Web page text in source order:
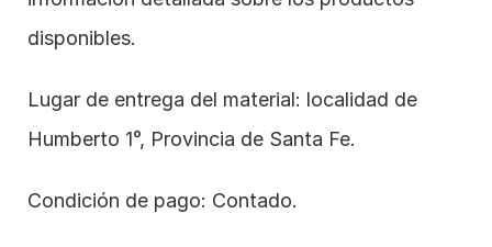
disponibles.
Lugar de entrega del material: localidad de
Humberto 1°, Provincia de Santa Fe.
Condición de pago: Contado.